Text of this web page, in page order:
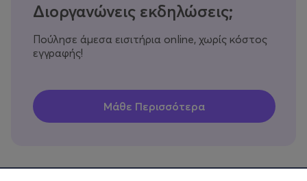
Διοργανώνεις εκδηλώσεις;
Πούλησε άμεσα εισιτήρια online, χωρίς κόστος
εγγραφής!